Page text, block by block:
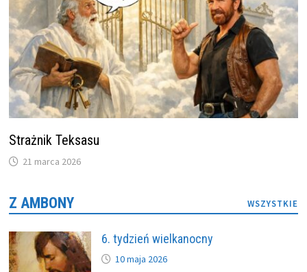
Strażnik Teksasu
21 marca 2026
Z AMBONY WSZYSTKIE
6. tydzień wielkanocny
10 maja 2026